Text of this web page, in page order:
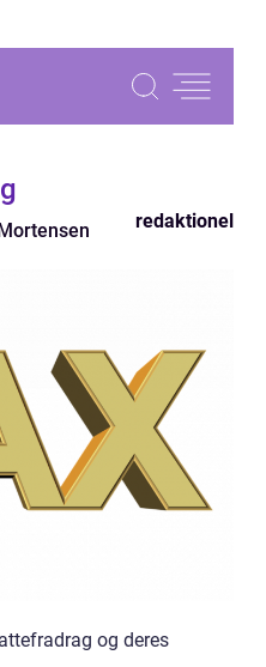
redaktionel
og deres